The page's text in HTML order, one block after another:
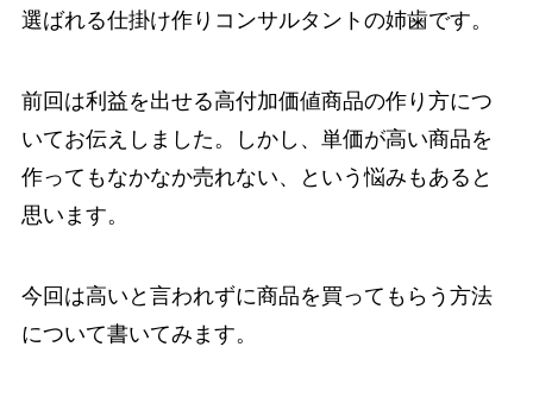
選ばれる仕掛け作りコンサルタントの姉歯です。
前回は利益を出せる高付加価値商品の作り方につ
いてお伝えしました。しかし、単価が高い商品を
作ってもなかなか売れない、という悩みもあると
思います。
今回は高いと言われずに商品を買ってもらう方法
について書いてみます。